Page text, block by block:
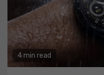
4 min read